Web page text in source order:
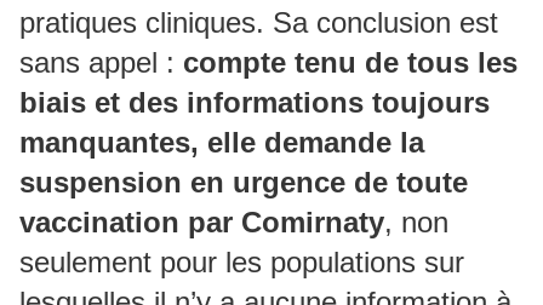
pratiques cliniques. Sa conclusion est
sans appel : compte tenu de tous les
biais et des informations toujours
manquantes, elle demande la
suspension en urgence de toute
vaccination par Comirnaty, non
seulement pour les populations sur